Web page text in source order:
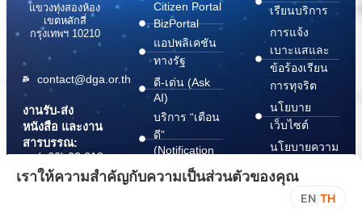
แขวงทุ่งสองห้อง
เขตหลักสี่
กรุงเทพฯ 10210
contact@dga.or.th
งานรับ-ส่ง
หนังสือ และงาน
สารบรรณ:
(+66) 02 612
6000
saraban@dga.or.th
Citizen Portal
BizPortal
แอปพลิเคชัน
ทางรัฐ
ดี-เด่น (Ask
AI)
บริการ “เตือน
ดี”
(Notification
บริการ
เรียนบริการ
การแจ้ง
เบาะแสและ
ข้อร้องเรียน
การทุจริต
นโยบาย
เว็บไซต์
นโยบายความ
ปลอดภัย
สารสนเทศ
เราให้ความสำคัญกับความเป็นส่วนตัวของคุณ
EN TH